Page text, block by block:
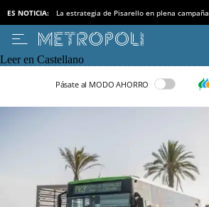
ES NOTICIA: La estrategia de Pisarello en plena campaña
Leer en Castellano
Pásate al MODO AHORRO